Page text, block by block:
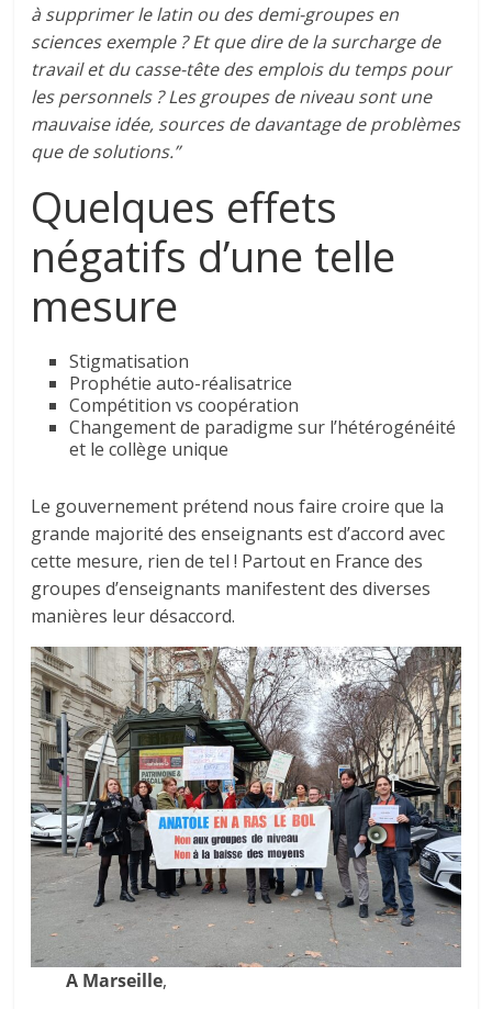
à supprimer le latin ou des demi-groupes en
sciences exemple ? Et que dire de la surcharge de
travail et du casse-tête des emplois du temps pour
les personnels ? Les groupes de niveau sont une
mauvaise idée, sources de davantage de problèmes
que de solutions.”
Quelques effets
négatifs d’une telle
mesure
Stigmatisation
Prophétie auto-réalisatrice
Compétition vs coopération
Changement de paradigme sur l’hétérogénéité
et le collège unique
Le gouvernement prétend nous faire croire que la
grande majorité des enseignants est d’accord avec
cette mesure, rien de tel ! Partout en France des
groupes d’enseignants manifestent des diverses
manières leur désaccord.
A Marseille,